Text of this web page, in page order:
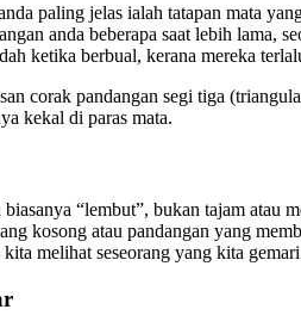
paling jelas ialah tatapan mata
anda beberapa saat lebih lama,
ketika berbual, kerana mereka
corak pandangan segi tiga
kekal di paras mata.
“lembut”, bukan tajam atau
kosong atau pandangan yang
melihat seseorang yang kita